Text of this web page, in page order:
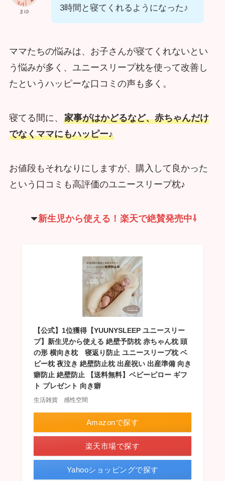
まゆ
3時間と寝てくれるようになった♪
ママたちの悩みは、お子さんが寝てくれないとい
う悩みが多く、ユニースリープ枕を使って改善し
たというハッピーな口コミの声も多く。
寝てる間に、 家事がはかどるなど、赤ちゃんだけ
でなくママにもハッピー♪
お値段もそれなりにしますが、購入して良かった
という口コミも高評価のユニースリープ枕♪
新生児から使える！ 楽天で絶賛発売中⇩
【公式】1位獲得【YUUNYSLEEP ユニースリー
プ】新生児から使える 絶壁予防枕 赤ちゃん枕 頭
の形 横向き枕 寝返り防止 ユニースリープ枕 ベ
ビー枕 夜泣き 絶壁防止枕 出産祝い 出産準備 向き
癖防止 絶壁防止 【送料無料】ベビーピロー ギフ
ト プレゼント 向き癖
生活雑貨 感性空間
Amazonで探す
楽天市場で探す
Yahooショッピングで探す